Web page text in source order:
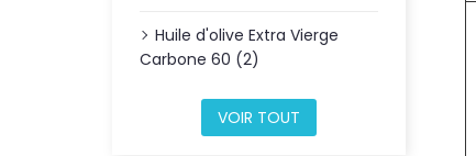
Huile d'olive Extra Vierge
Carbone 60 (2)
VOIR TOUT